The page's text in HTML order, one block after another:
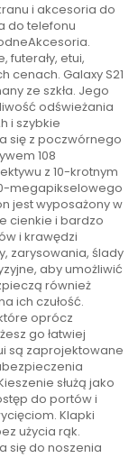
i akcesoria do
do telefonu
futerały, etui,
cenach. Galaxy S21
ze szkła. Jego
odświeżania
i szybkie
się z poczwórnego
108
z 10-krotnym
megapikselowego
jest wyposażony w
cienkie i bardzo
i krawędzi
zarysowania, ślady
aby umożliwić
również
ich czułość.
oprócz
go łatwiej
są zaprojektowane
służą jako
do portów i
Klapki
użycia rąk.
się do noszenia